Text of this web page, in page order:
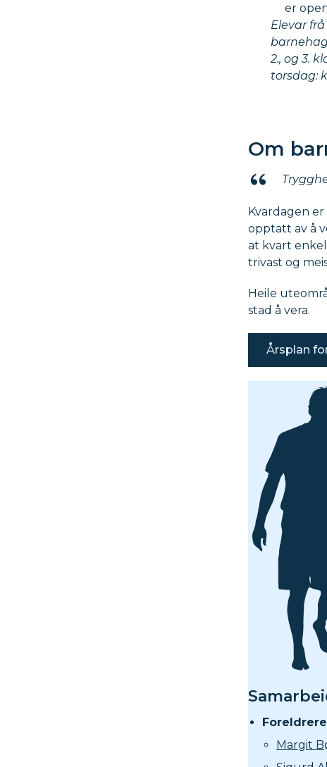
er
Elevar
2., og 3.
torsdag:
Om
Kvardagen
opptatt av å
at kvart
trivast og
Heile
stad å vera.
Årsplan
Margit